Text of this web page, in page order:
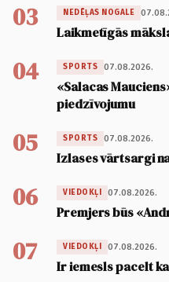
03 NEDĒĻAS NOGALE
Laikmetīgās
04 SPORTS 07.08.2026.
«Salacas
piedzīvojumu
05 SPORTS 07.08.2026.
Izlases vārtsargi
06 VIEDOKĻI 07.08.2026.
Premjers būs
07 VIEDOKĻI 07.08.2026.
Ir iemesls pacelt